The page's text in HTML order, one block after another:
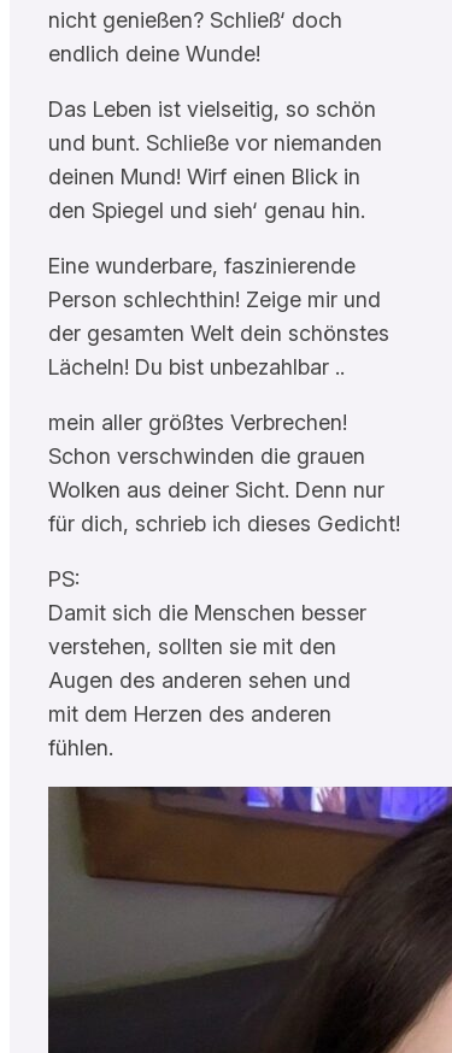
nicht genießen? Schließ‘ doch
endlich deine Wunde!
Das Leben ist vielseitig, so schön
und bunt. Schließe vor niemanden
deinen Mund! Wirf einen Blick in
den Spiegel und sieh‘ genau hin.
Eine wunderbare, faszinierende
Person schlechthin! Zeige mir und
der gesamten Welt dein schönstes
Lächeln! Du bist unbezahlbar ..
mein aller größtes Verbrechen!
Schon verschwinden die grauen
Wolken aus deiner Sicht. Denn nur
für dich, schrieb ich dieses Gedicht!
PS:
Damit sich die Menschen besser
verstehen, sollten sie mit den
Augen des anderen sehen und
mit dem Herzen des anderen
fühlen.